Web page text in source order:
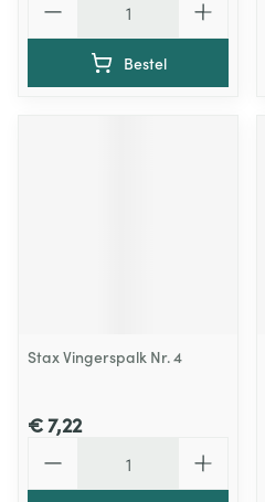
Bestel
Stax Vingerspalk Nr. 4
€ 7,22